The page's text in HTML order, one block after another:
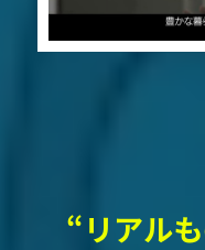
“リアル